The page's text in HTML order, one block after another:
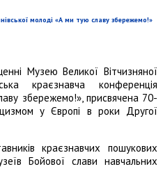
молоді «А ми тую славу збережемо!»
Музею Великої Вітчизняної
краєзнавча конференція
збережемо!», присвячена 70-
у Європі в роки Другої
краєзнавчих пошукових
Бойової слави навчальних